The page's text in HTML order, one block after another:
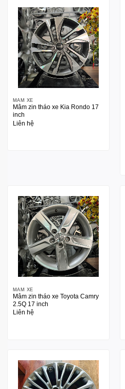
MÂM XE
Mâm zin tháo xe Kia Rondo 17
inch
Liên hệ
MÂM XE
Mâm zin tháo xe Toyota Camry
2.5Q 17 inch
Liên hệ